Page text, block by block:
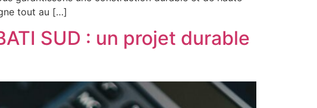
tout au […]
SUD : un projet durable